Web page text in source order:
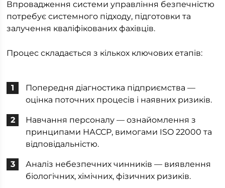
Впровадження системи управління безпечністю
потребує системного підходу, підготовки та
залучення кваліфікованих фахівців.
Процес складається з кількох ключових етапів:
Попередня діагностика підприємства —
оцінка поточних процесів і наявних ризиків.
Навчання персоналу — ознайомлення з
принципами НАССР, вимогами ISO 22000 та
відповідальністю.
Аналіз небезпечних чинників — виявлення
біологічних, хімічних, фізичних ризиків.